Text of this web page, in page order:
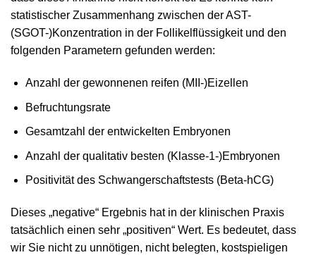
statistischer Zusammenhang zwischen der AST-
(SGOT-)Konzentration in der Follikelflüssigkeit und den
folgenden Parametern gefunden werden:
Anzahl der gewonnenen reifen (MII-)Eizellen
Befruchtungsrate
Gesamtzahl der entwickelten Embryonen
Anzahl der qualitativ besten (Klasse-1-)Embryonen
Positivität des Schwangerschaftstests (Beta-hCG)
Dieses „negative“ Ergebnis hat in der klinischen Praxis
tatsächlich einen sehr „positiven“ Wert. Es bedeutet, dass
wir Sie nicht zu unnötigen, nicht belegten, kostspieligen